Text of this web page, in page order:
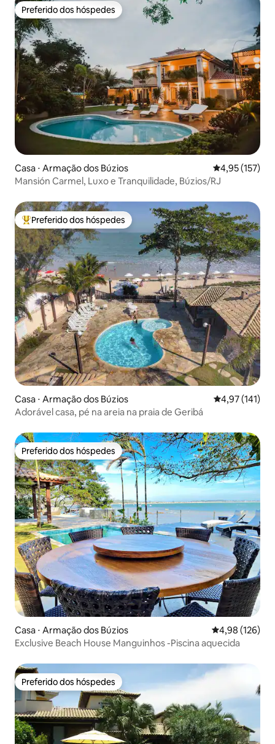
Preferido dos hóspedes
Preferido dos hóspedes
Casa ⋅ Armação dos Búzios 4,95 de uma
4,95 (157)
Mansión Carmel, Luxo e Tranquilidade, Búzios/RJ
Entre os melhores preferidos dos hóspedes
Preferido dos hóspedes
Casa ⋅ Armação dos Búzios 4,97 de uma
4,97 (141)
Adorável casa, pé na areia na praia de Geribá
Preferido dos hóspedes
Preferido dos hóspedes
Casa ⋅ Armação dos Búzios 4,98 de uma
4,98 (126)
Exclusive Beach House Manguinhos -Piscina aquecida
Preferido dos hóspedes
Preferido dos hóspedes